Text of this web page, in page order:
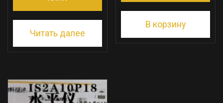
Читать далее
В корзину